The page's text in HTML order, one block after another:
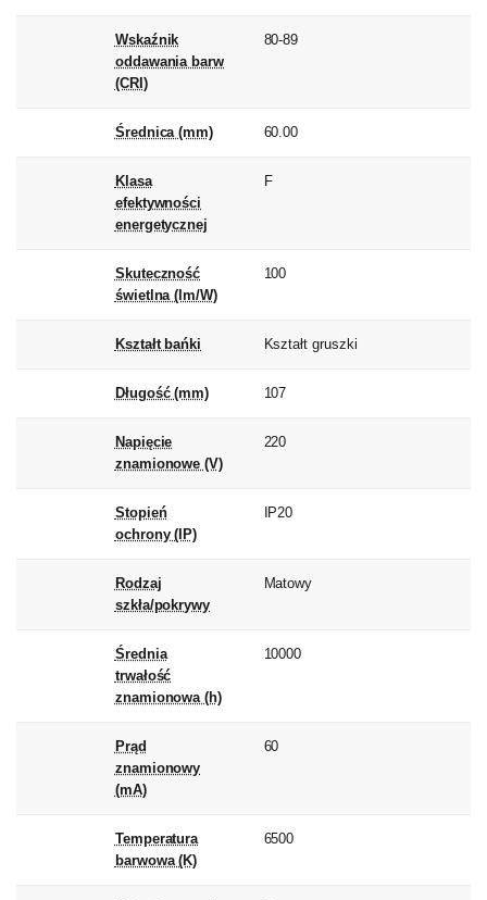
Wskaźnik
oddawania barw
(CRI)
80-89
Średnica (mm) 60.00
Klasa
efektywności
energetycznej
F
Skuteczność
świetlna (lm/W)
100
Kształt bańki Kształt gruszki
Długość (mm) 107
Napięcie
znamionowe (V)
220
Stopień
ochrony (IP)
IP20
Rodzaj
szkła/pokrywy
Matowy
Średnia
trwałość
znamionowa (h)
10000
Prąd
znamionowy
(mA)
60
Temperatura
barwowa (K)
6500